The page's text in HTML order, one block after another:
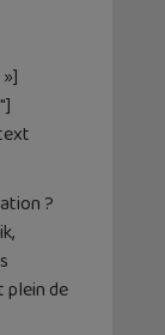
?
plein de